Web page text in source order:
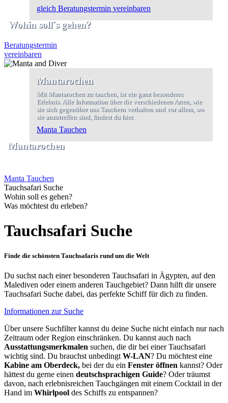
gleich Beratungstermin vereinbaren
Wohin soll´s gehen?
Beratungstermin
vereinbaren
Mantarochen
Mit Mantarochen zu tauchen, ist ein ganz besonderes
Erlebnis. Alle Information über die verschiedenen Arten, wie
sie sich gegenüber uns Tauchern verhalten und vor allem, wo
sie anzutreffen sind, findest du hier.
Manta Tauchen
Mantarochen
Manta Tauchen
Tauchsafari Suche
Wohin soll es gehen?
Was möchtest du erleben?
Tauchsafari Suche
Finde die schönsten Tauchsafaris rund um die Welt
Du suchst nach einer besonderen Tauchsafari in Ägypten, auf den
Malediven oder einem anderen Tauchgebiet? Dann hilft dir unsere
Tauchsafari Suche dabei, das perfekte Schiff für dich zu finden.
Informationen zur Suche
Über unsere Suchfilter kannst du deine Suche nicht einfach nur nach
Zeitraum oder Region einschränken. Du kannst auch nach
Ausstattungsmerkmalen suchen, die dir bei einer Tauchsafari
wichtig sind. Du brauchst unbedingt W-LAN? Du möchtest eine
Kabine am Oberdeck, bei der du ein Fenster öffnen kannst? Oder
hättest du gerne einen deutschsprachigen Guide? Oder träumst
davon, nach erlebnisreichen Tauchgängen mit einem Cocktail in der
Hand im Whirlpool des Schiffs zu entspannen?